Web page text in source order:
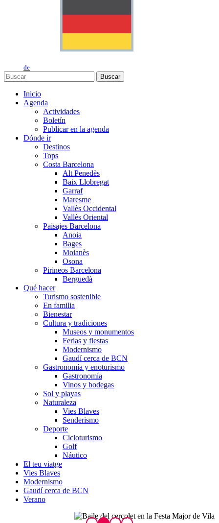
de
Buscar
Inicio
Agenda
Actividades
Boletín
Publicar en la agenda
Dónde ir
Destinos
Tops
Costa Barcelona
Alt Penedès
Baix Llobregat
Garraf
Maresme
Vallès Occidental
Vallès Oriental
Paisajes Barcelona
Anoia
Bages
Moianès
Osona
Pirineos Barcelona
Berguedà
Qué hacer
Turismo sostenible
En familia
Bienestar
Cultura y tradiciones
Museos y monumentos
Ferias y fiestas
Modernismo
Gaudí cerca de BCN
Gastronomía y enoturismo
Gastronomía
Vinos y bodegas
Sol y playas
Naturaleza
Vies Blaves
Senderismo
Deporte
Cicloturismo
Golf
Náutico
El teu viatge
Vies Blaves
Modernismo
Gaudí cerca de BCN
Verano